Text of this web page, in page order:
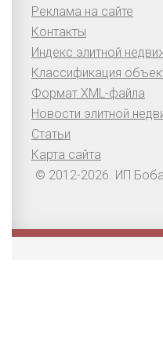
Реклама на сайте
Контакты
Индекс элитной
Классификация
Формат XML-файла
Новости элитной
Статьи
Карта сайта
© 2012-2026. ИП